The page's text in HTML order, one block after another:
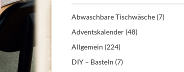
Abwaschbare Tischwäsche (7)
Adventskalender (48)
Allgemein (224)
DIY – Basteln (7)